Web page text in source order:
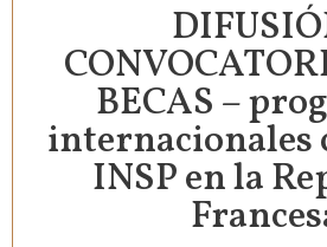
BECAS –
internacionales
INSP en la